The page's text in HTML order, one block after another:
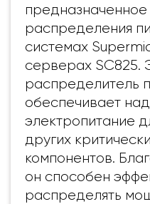
распределения
системах
серверах SC825.
распределитель
обеспечивает
электропитание
других
компонентов.
он способен
распределять